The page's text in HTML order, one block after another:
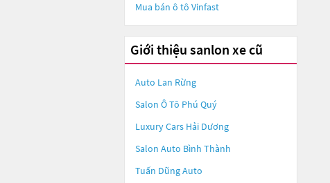
Mua bán ô tô Vinfast
Giới thiệu sanlon xe cũ
Auto Lan Rừng
Salon Ô Tô Phú Quý
Luxury Cars Hải Dương
Salon Auto Bình Thành
Tuấn Dũng Auto